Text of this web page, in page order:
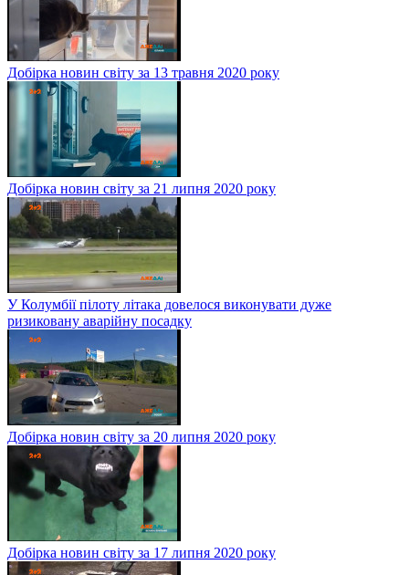
Добірка новин світу за 13 травня 2020 року
Добірка новин світу за 21 липня 2020 року
У Колумбії пілоту літака довелося виконувати дуже
ризиковану аварійну посадку
Добірка новин світу за 20 липня 2020 року
Добірка новин світу за 17 липня 2020 року